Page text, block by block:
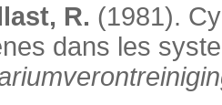
R. (1981).
dans les